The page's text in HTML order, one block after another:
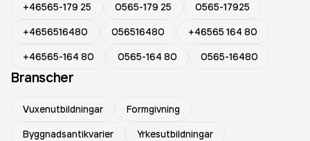
+46565-179 25
0565-179 25
0565-17925
+4656516480
056516480
+46565 164 80
+46565-164 80
0565-164 80 0565-16480
Branscher
Vuxenutbildningar
Formgivning
Byggnadsantikvarier
Yrkesutbildningar